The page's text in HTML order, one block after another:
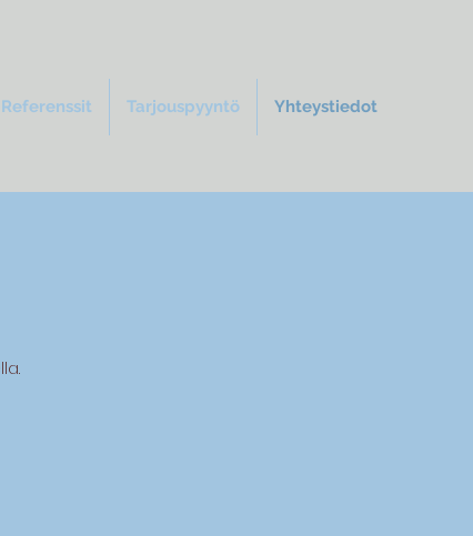
Referenssit Tarjouspyyntö Yhteystiedot